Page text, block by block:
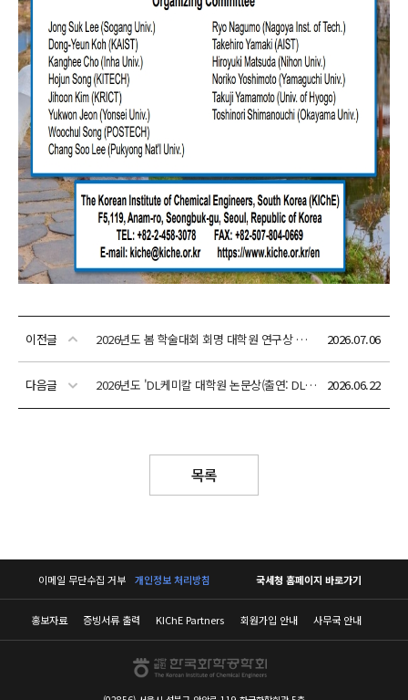
이전글 2026년도 봄 학술대회 회명 대학원 연구상 수상자 안내 2026.07.06
다음글 2026년도 'DL케미칼 대학원 논문상(출연: DL케미칼)' 수상후보자 추천 안내 2026.06.22
목록
이메일 무단수집 거부 개인정보 처리방침 국세청 홈페이지 바로가기
홍보자료 증빙서류 출력 KIChE Partners 회원가입 안내 사무국 안내